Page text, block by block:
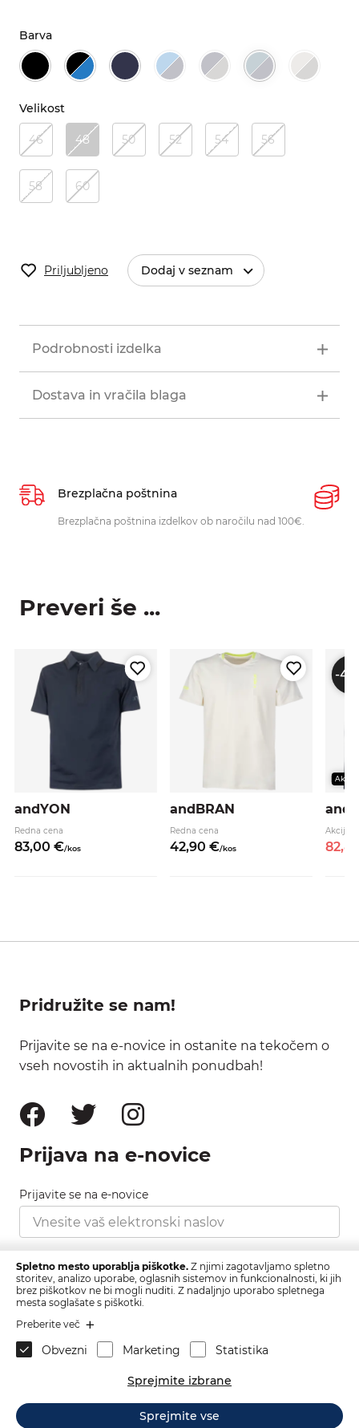
Barva
Velikost
46 48 50 52 54 56
58 60
Priljubljeno Dodaj v seznam
Podrobnosti izdelka
Dostava in vračila blaga
Brezplačna poštnina
Brezplačna poštnina izdelkov ob naročilu nad 100€.
Preveri še ...
andYON
Redna cena
83,00 €/kos
andBRAN
Redna cena
42,90 €/kos
-40
Akcija
82,
Pridružite se nam!
Prijavite se na e-novice in ostanite na tekočem o
vseh novostih in aktualnih ponudbah!
Prijava na e-novice
Prijavite se na e-novice
Strinjam se s pravilnikom zasebnosti, ki ga najdete
tukaj.
Spletno mesto uporablja piškotke. Z njimi zagotavljamo spletno
storitev, analizo uporabe, oglasnih sistemov in funkcionalnosti, ki jih
brez piškotkov ne bi mogli nuditi. Z nadaljnjo uporabo spletnega
mesta soglašate s piškotki.
Preberite več
Obvezni Marketing Statistika
Sprejmite izbrane
Sprejmite vse